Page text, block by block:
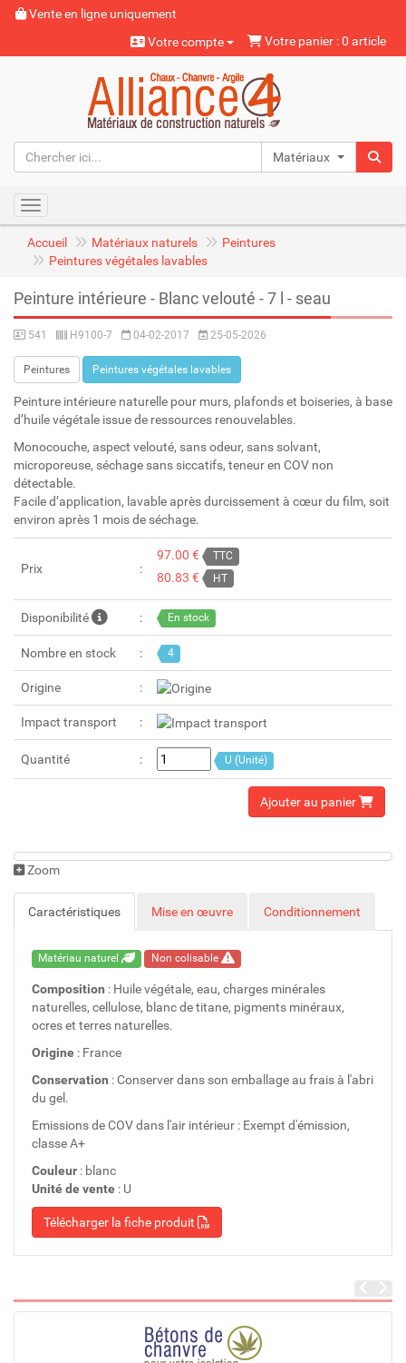
Vente en ligne uniquement
Votre compte
Votre panier : 0 article
Matériaux naturels
Toggle navigation
Accueil Matériaux naturels
Peintures
Peintures végétales lavables
Peinture intérieure - Blanc velouté - 7 l - seau
541 H9100-7 04-02-2017 25-05-2026
Peintures Peintures végétales lavables
Peinture intérieure naturelle pour murs, plafonds et boiseries, à base
d’huile végétale issue de ressources renouvelables.
Monocouche, aspect velouté, sans odeur, sans solvant,
microporeuse, séchage sans siccatifs, teneur en COV non
détectable.
Facile d’application, lavable après durcissement à cœur du film, soit
environ après 1 mois de séchage.
Prix
97.00 € TTC
80.83 € HT
Disponibilité En stock
Nombre en stock 4
Origine
Impact transport
Quantité U (Unité)
Ajouter au panier
Zoom
Caractéristiques Mise en œuvre Conditionnement
Matériau naturel Non colisable
Composition : Huile végétale, eau, charges minérales
naturelles, cellulose, blanc de titane, pigments minéraux,
ocres et terres naturelles.
Origine : France
Conservation : Conserver dans son emballage au frais à l'abri
du gel.
Emissions de COV dans l'air intérieur : Exempt d'émission,
classe A+
Couleur : blanc
Unité de vente : U
Télécharger la fiche produit